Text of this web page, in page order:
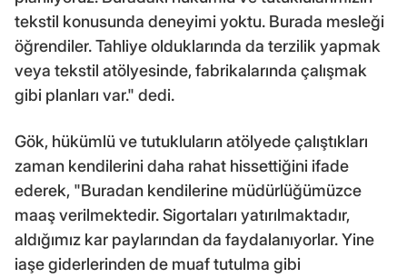
tekstil konusunda deneyimi yoktu. Burada mesleği
öğrendiler. Tahliye olduklarında da terzilik yapmak
veya tekstil atölyesinde, fabrikalarında çalışmak
gibi planları var." dedi.
Gök, hükümlü ve tutukluların atölyede çalıştıkları
zaman kendilerini daha rahat hissettiğini ifade
ederek, "Buradan kendilerine müdürlüğümüzce
maaş verilmektedir. Sigortaları yatırılmaktadır,
aldığımız kar paylarından da faydalanıyorlar. Yine
iaşe giderlerinden de muaf tutulma gibi